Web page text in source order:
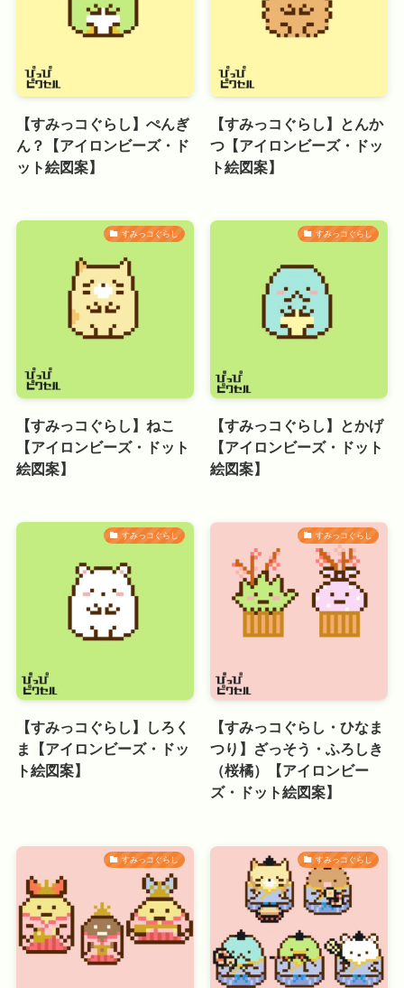
【すみっコぐらし】ぺんぎ
ん？【アイロンビーズ・ド
ット絵図案】
【すみっコぐらし】とんか
つ【アイロンビーズ・ドッ
ト絵図案】
すみっコぐらし
【すみっコぐらし】ねこ
【アイロンビーズ・ドット
絵図案】
すみっコぐらし
【すみっコぐらし】とかげ
【アイロンビーズ・ドット
絵図案】
すみっコぐらし
【すみっコぐらし】しろく
ま【アイロンビーズ・ドッ
ト絵図案】
すみっコぐらし
【すみっコぐらし・ひなま
つり】ざっそう・ふろしき
（桜橘）【アイロンビー
ズ・ドット絵図案】
すみっコぐらし すみっコぐらし